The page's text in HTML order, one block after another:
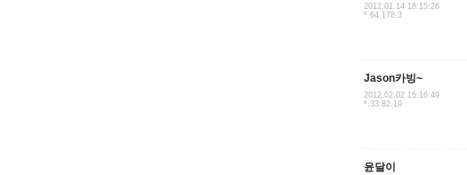
2012.01.14 18:15:26
*.64.178.3
Jason카빙~
2012.02.02 15:16:49
*.33.82.19
윤달이